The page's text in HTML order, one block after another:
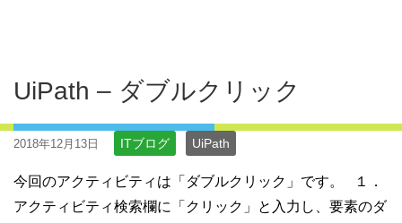
UiPath – ダブルクリック
2018年12月13日 ITブログ UiPath
今回のアクティビティは「ダブルクリック」です。 １．
アクティビティ検索欄に「クリック」と入力し、要素のダ